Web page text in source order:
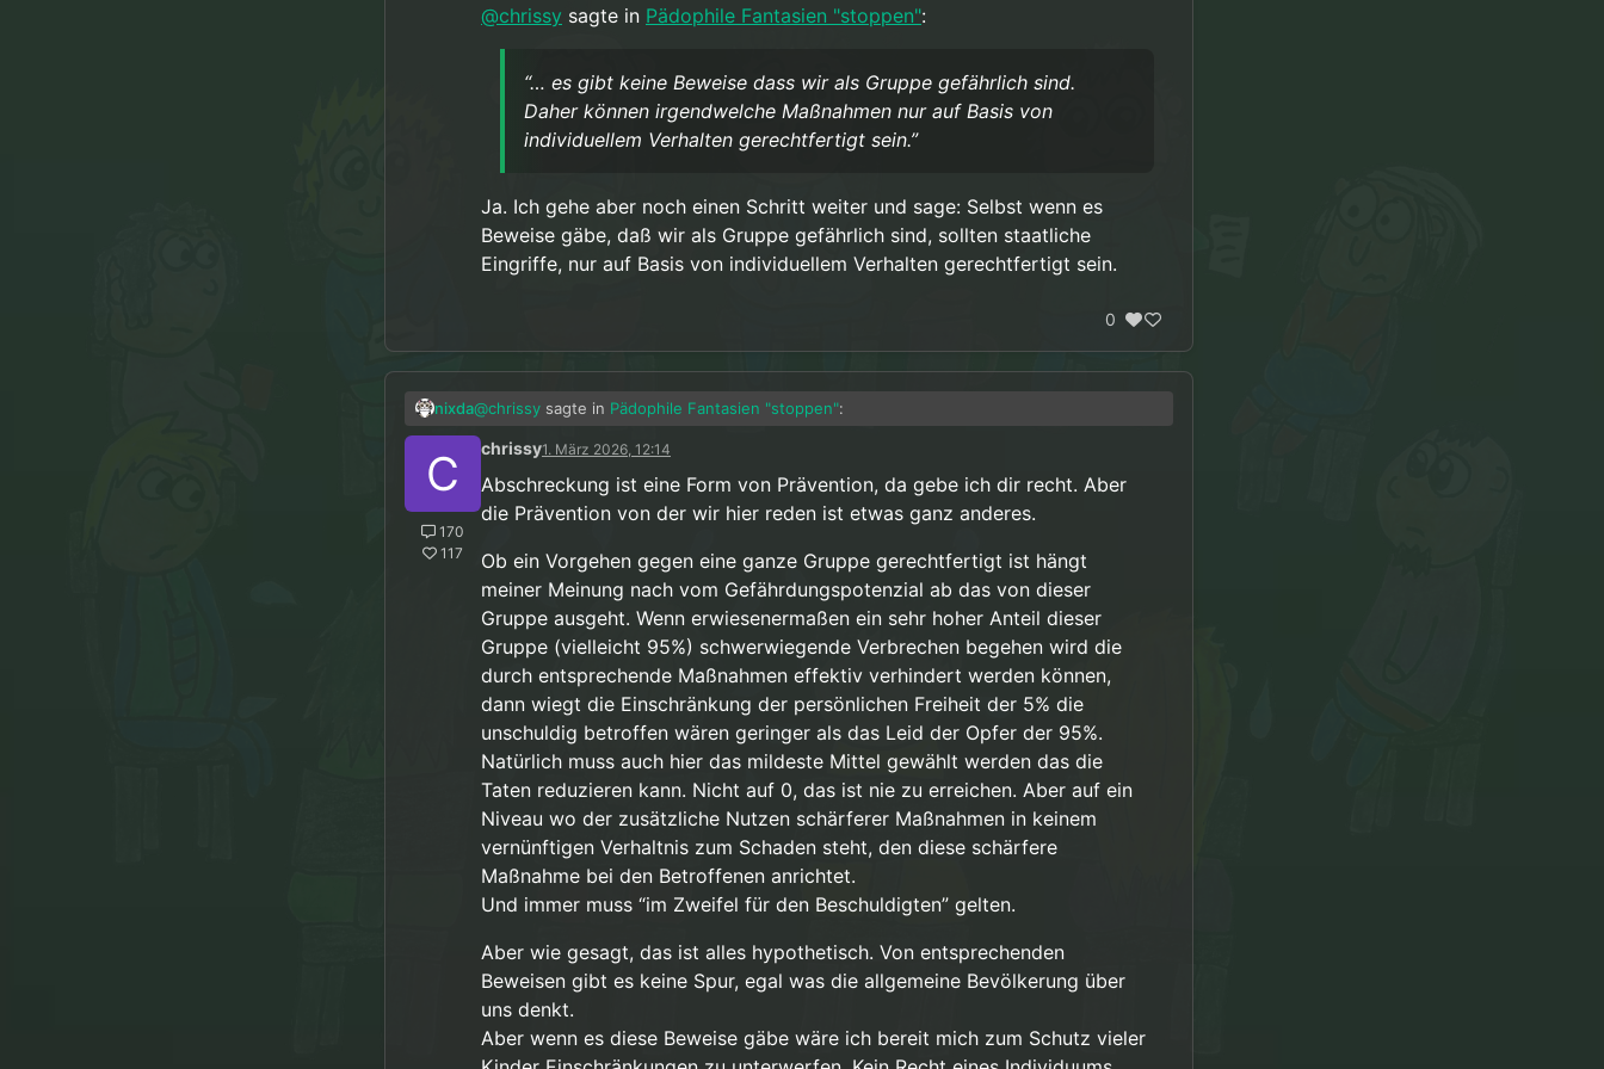
@chrissy sagte in Pädophile Fantasien "stoppen":
“… es gibt keine Beweise dass wir als Gruppe gefährlich sind.
Daher können irgendwelche Maßnahmen nur auf Basis von
individuellem Verhalten gerechtfertigt sein.”
Ja. Ich gehe aber noch einen Schritt weiter und sage: Selbst wenn es
Beweise gäbe, daß wir als Gruppe gefährlich sind, sollten staatliche
Eingriffe, nur auf Basis von individuellem Verhalten gerechtfertigt sein.
0
nixda@chrissy sagte in Pädophile Fantasien "stoppen":
https://de.wikipedia.org/wiki/Straftheorien#Relative_Straftheorien
chrissy sagte in Pädophile Fantasien "stoppen"
“… es gibt keine Beweise dass wir als Gruppe gefährlich sind. Daher können
irgendwelche Maßnahmen nur auf Basis von individuellem Verhalten gerechtfertigt
sein.”
Ja. Ich gehe aber noch einen Schritt weiter und sage: Selbst wenn es Beweise gäbe, daß
wir als Gruppe gefährlich sind, sollten staatliche Eingriffe, nur auf Basis von individuellem
Verhalten gerechtfertigt sein.
C
170
117
chrissy1. März 2026, 12:14
Abschreckung ist eine Form von Prävention, da gebe ich dir recht. Aber
die Prävention von der wir hier reden ist etwas ganz anderes.
Ob ein Vorgehen gegen eine ganze Gruppe gerechtfertigt ist hängt
meiner Meinung nach vom Gefährdungspotenzial ab das von dieser
Gruppe ausgeht. Wenn erwiesenermaßen ein sehr hoher Anteil dieser
Gruppe (vielleicht 95%) schwerwiegende Verbrechen begehen wird die
durch entsprechende Maßnahmen effektiv verhindert werden können,
dann wiegt die Einschränkung der persönlichen Freiheit der 5% die
unschuldig betroffen wären geringer als das Leid der Opfer der 95%.
Natürlich muss auch hier das mildeste Mittel gewählt werden das die
Taten reduzieren kann. Nicht auf 0, das ist nie zu erreichen. Aber auf ein
Niveau wo der zusätzliche Nutzen schärferer Maßnahmen in keinem
vernünftigen Verhaltnis zum Schaden steht, den diese schärfere
Maßnahme bei den Betroffenen anrichtet.
Und immer muss “im Zweifel für den Beschuldigten” gelten.
Aber wie gesagt, das ist alles hypothetisch. Von entsprechenden
Beweisen gibt es keine Spur, egal was die allgemeine Bevölkerung über
uns denkt.
Aber wenn es diese Beweise gäbe wäre ich bereit mich zum Schutz vieler